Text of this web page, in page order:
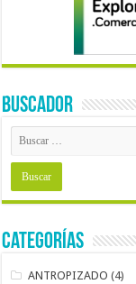
BUSCADOR
Categorías
ANTROPIZADO (4)